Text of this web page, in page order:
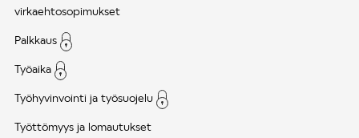
virkaehtosopimukset
Palkkaus
Työaika
Työhyvinvointi ja työsuojelu
Työttömyys ja lomautukset